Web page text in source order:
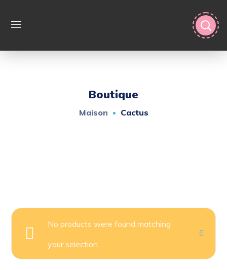
Boutique
Maison Cactus
No products were found matching
your selection.